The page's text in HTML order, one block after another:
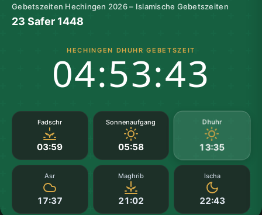
Gebetszeiten Hechingen 2026 – Islamische Gebetszeiten
23 Safer 1448
HECHINGEN DHUHR GEBETSZEIT
04:53:43
Fadschr
03:59
Sonnenaufgang
05:58
Dhuhr
13:35
Asr
17:37
Maghrib
21:02
Ischa
22:43